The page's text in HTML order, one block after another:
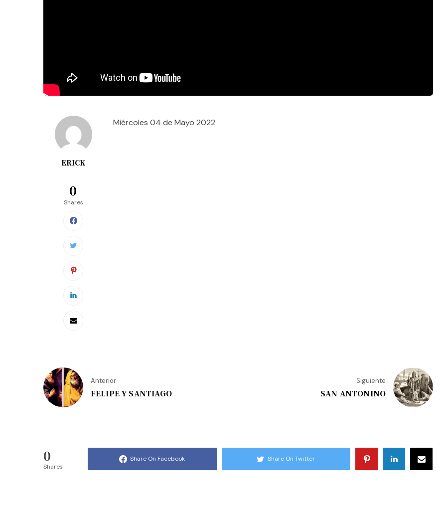
ERICK
0
Shares
Miércoles 04 de Mayo 2022
Anterior
FELIPE Y SANTIAGO
Siguiente
SAN ANTONINO
0
Shares
Share On Facebook Share On Twitter